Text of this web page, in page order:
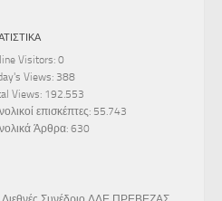
Visitors: 0
Views: 388
Views: 192.553
επισκέπτες: 55.743
Άρθρα: 630